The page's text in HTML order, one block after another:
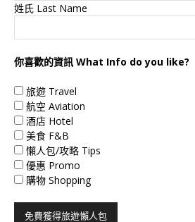
姓氏 Last Name
你喜歡的資訊 What Info do you like?
旅遊 Travel
航空 Aviation
酒店 Hotel
美食 F&B
懶人包/攻略 Tips
優惠 Promo
購物 Shopping